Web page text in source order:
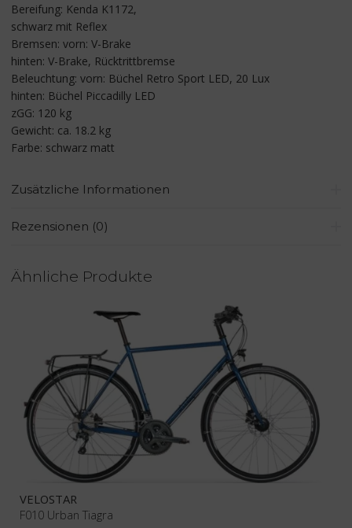
Bereifung: Kenda K1172,
schwarz mit Reflex
Bremsen: vorn: V-Brake
hinten: V-Brake, Rücktrittbremse
Beleuchtung: vorn: Büchel Retro Sport LED, 20 Lux
hinten: Büchel Piccadilly LED
zGG: 120 kg
Gewicht: ca. 18.2 kg
Farbe: schwarz matt
Zusätzliche Informationen
Rezensionen (0)
Ähnliche Produkte
VELOSTAR
F010 Urban Tiagra